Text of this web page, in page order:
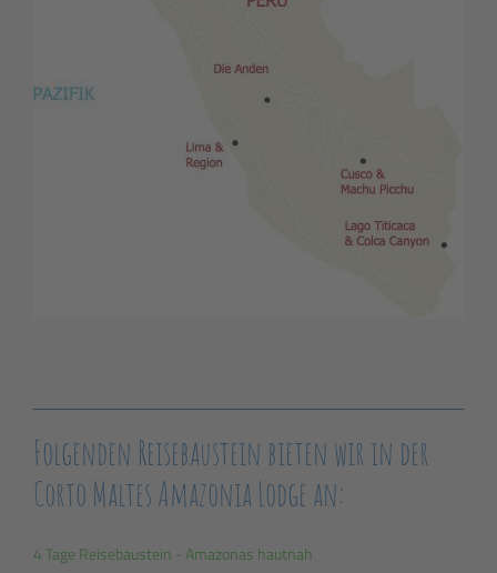
Folgenden Reisebaustein bieten wir in der
Corto Maltes Amazonia Lodge an:
4 Tage Reisebaustein - Amazonas hautnah